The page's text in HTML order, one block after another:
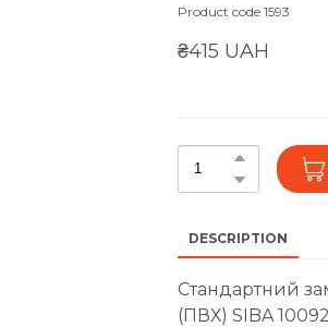
Product code 1593
₴415 UAH
DESCRIPTION
Стандартний
(ПВХ) SIBA